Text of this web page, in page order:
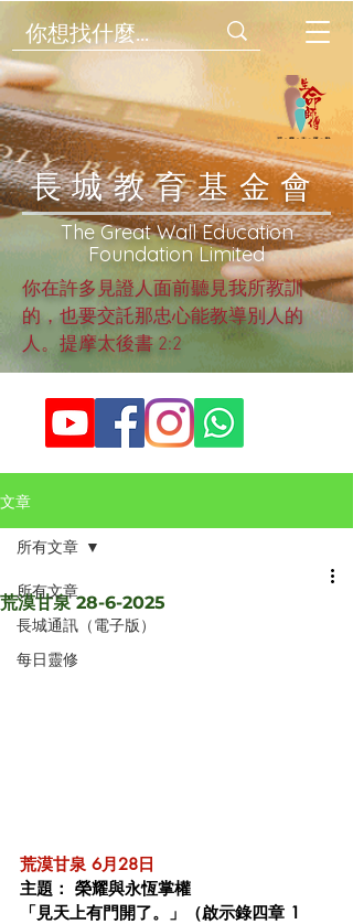
​長城教育基金會
​The Great Wall Education
Foundation Limited
你在許多見證人面前聽見我所教訓
的，也要交託那忠心能教導別人的
人。提摩太後書 2:2
文章
所有文章
長城通訊（電子版）
每日靈修
所有文章
荒漠甘泉 28-6-2025
荒漠甘泉 6月28日
主題： 榮耀與永恆掌權
「見天上有門開了。」（啟示錄四章 1